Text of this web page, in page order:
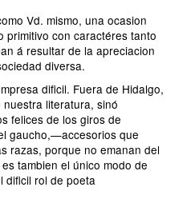
Vd. mismo, una ocasion
primitivo con caractéres tanto
á resultar de la apreciacion
diversa.
dificil. Fuera de Hidalgo,
literatura, sinó
felices de los giros de
gaucho,—accesorios que
razas, porque no emanan del
tambien el único modo de
dificil rol de poeta